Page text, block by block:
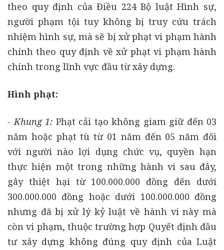
theo quy định của Điều 224 Bộ luật Hình sự,
người phạm tội tuy không bị truy cứu trách
nhiệm hình sự, mà sẽ bị xử phạt vi phạm hành
chính theo quy định về xử phạt vi phạm hành
chính trong lĩnh vực đầu từ xây dựng.
Hình phạt:
- Khung 1: Phạt cải tạo không giam giữ đến 03
năm hoặc phạt tù từ 01 năm đến 05 năm đối
với người nào lợi dụng chức vụ, quyền hạn
thực hiện một trong những hành vi sau đây,
gây thiệt hại từ 100.000.000 đồng đến dưới
300.000.000 đồng hoặc dưới 100.000.000 đồng
nhưng đã bị xử lý kỷ luật về hành vi này mà
còn vi phạm, thuộc trường hợp Quyết định đầu
tư xây dựng không đúng quy định của Luật